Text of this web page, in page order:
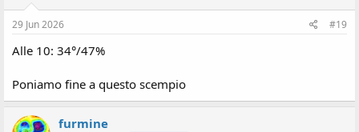
29 Jun 2026 #19
Alle 10: 34°/47%
Poniamo fine a questo scempio
furmine